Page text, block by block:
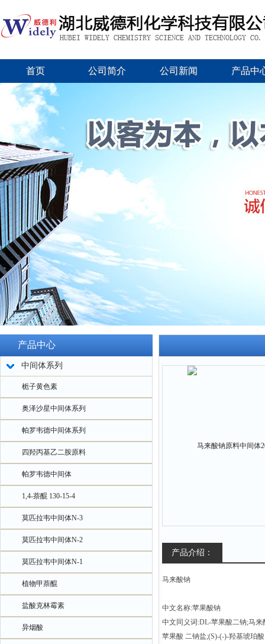
首页 公司简介 公司新闻 产品中
产品中心
中间体系列
栀子黄色素
奥泽沙星中间体系列
帕罗韦德中间体系列
四羟丙基乙二胺原料
帕罗韦德中间体
1,4-萘醌 130-15-4
莫匹拉韦中间体N-3
莫匹拉韦中间体N-2
莫匹拉韦中间体N-1
植物甲萘醌
盐酸克林霉素
异烟酸
产品介绍：
马来酸钠
中文名称:苹果酸钠
中文同义词:DL-苹果酸二钠;马
苹果酸 二钠盐;(S)-(-)-羟基琥珀